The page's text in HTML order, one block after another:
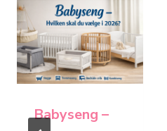
Babyseng –